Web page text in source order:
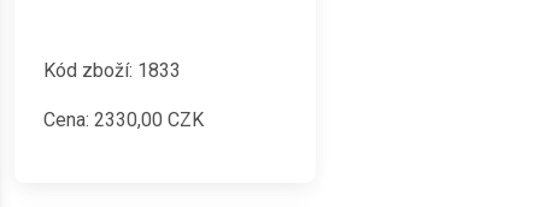
Kód zboží: 1833
Cena: 2330,00 CZK